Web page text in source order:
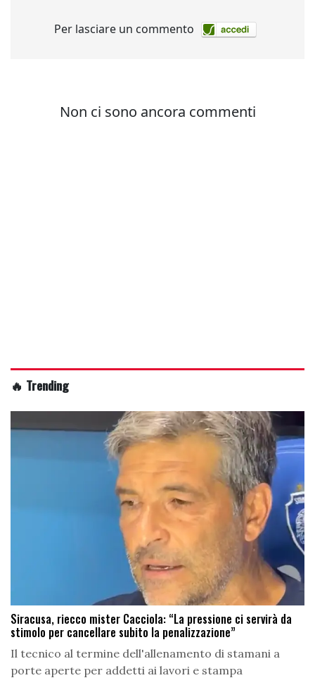
🔥 Trending
Siracusa, riecco mister Cacciola: “La pressione ci servirà da
stimolo per cancellare subito la penalizzazione”
Il tecnico al termine dell'allenamento di stamani a
porte aperte per addetti ai lavori e stampa